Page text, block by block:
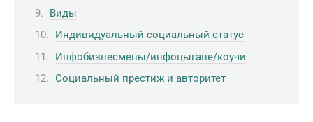
Виды
Индивидуальный социальный статус
Инфобизнесмены/инфоцыгане/коучи
Социальный престиж и авторитет